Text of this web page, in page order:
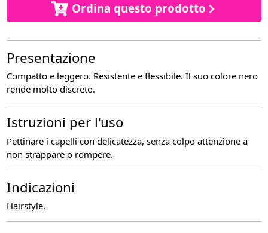
Ordina questo prodotto
Presentazione
Compatto e leggero. Resistente e flessibile. Il suo colore nero
rende molto discreto.
Istruzioni per l'uso
Pettinare i capelli con delicatezza, senza colpo attenzione a
non strappare o rompere.
Indicazioni
Hairstyle.